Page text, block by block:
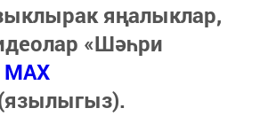
яңалыклар,
«Шәһри
MAX